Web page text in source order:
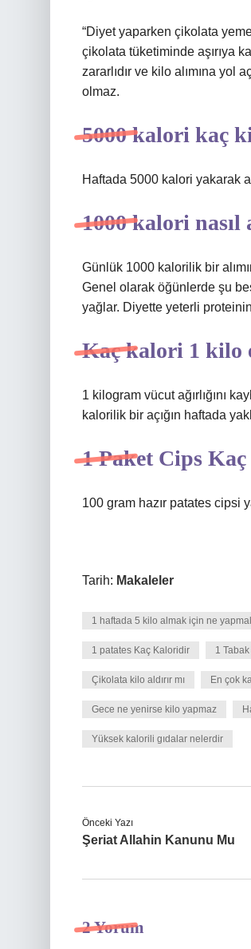
“Diyet yaparken çikolata
çikolata tüketiminde aşırıya
zararlıdır ve kilo alımına yol
olmaz.
5000 kalori kaç
Haftada 5000 kalori yakarak
1000 kalori nasıl
Günlük 1000 kalorilik bir
Genel olarak öğünlerde şu
yağlar. Diyette yeterli
Kaç kalori 1 kilo
1 kilogram vücut ağırlığını
kalorilik bir açığın haftada
1 Paket Cips
100 gram hazır patates cipsi
Tarih: Makaleler
1 haftada 5 kilo almak için ne
1 patates Kaç Kaloridir 1
Çikolata kilo aldırır mı En çok
Gece ne yenirse kilo yapmaz
Yüksek kalorili gıdalar nelerdir
Önceki Yazı
Şeriat Allahin Kanunu Mu
2 Yorum